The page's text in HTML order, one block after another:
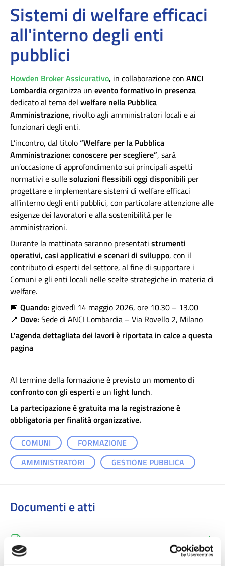
Sistemi di welfare efficaci
all'interno degli enti
pubblici
Howden Broker Assicurativo, in collaborazione con ANCI
Lombardiaorganizza un evento formativo in presenza
dedicato al tema del welfare nella Pubblica
Amministrazione, rivolto agli amministratori locali e ai
funzionari degli enti.
L’incontro, dal titolo“Welfare per la Pubblica
Amministrazione: conoscere per scegliere”, sarà
un’occasione di approfondimento sui principali aspetti
normativi e sullesoluzioni flessibili oggi disponibili per
progettare e implementare sistemi di welfare efficaci
all’interno degli enti pubblici, con particolare attenzione alle
esigenze dei lavoratori e alla sostenibilità per le
amministrazioni.
Durante la mattinata saranno presentati strumenti
operativi, casi applicativi e scenari di sviluppo, con il
contributo di esperti del settore, al fine di supportare i
Comuni e gli enti locali nelle scelte strategiche in materia di
welfare.
📅 Quando: giovedì 14 maggio 2026, ore 10.30 – 13.00
📍 Dove: Sede di ANCI Lombardia – Via Rovello 2, Milano
L'agenda dettagliata dei lavori è riportata in calce a questa
pagina
Al termine della formazione è previsto un momento di
confronto con gli esperti e un light lunch.
La partecipazione è gratuita ma la registrazione è
obbligatoria per finalità organizzative.
COMUNI
FORMAZIONE
AMMINISTRATORI
GESTIONE PUBBLICA
Documenti e atti